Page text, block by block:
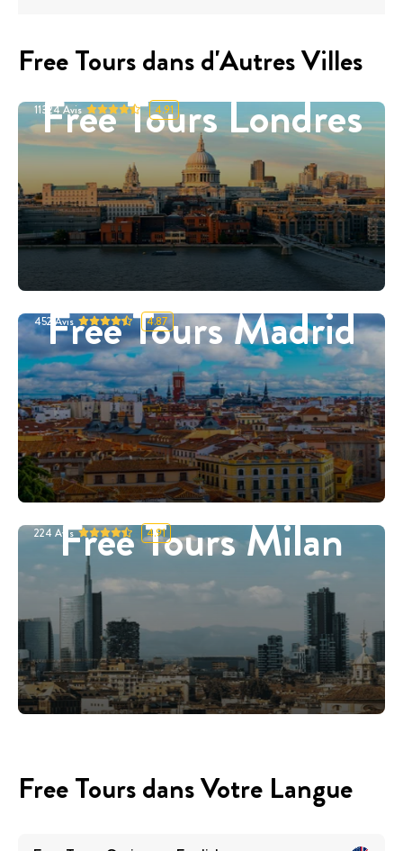
Free Tours dans d'Autres Villes
Free Tours Londres
11324Avis 4.91
Free Tours Madrid
452 Avis 4.87
Free Tours Milan
224 Avis 4.91
Free Tours dans Votre Langue